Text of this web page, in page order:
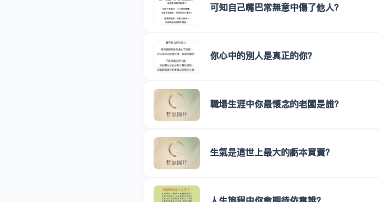
可知自己嘴巴常無意中傷了他人？
你心中的別人是真正的你？
職場生涯中你最懷念的老闆是誰？
生氣是這世上最大的虧本買賣？